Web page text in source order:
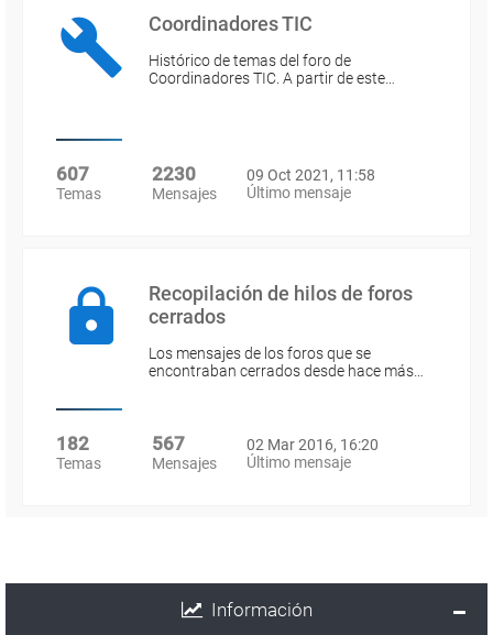
Coordinadores TIC
Histórico de temas del foro de
Coordinadores TIC. A partir de este…
607
Temas
2230
Mensajes
09 Oct 2021, 11:58
Último mensaje
Recopilación de hilos de foros
cerrados
Los mensajes de los foros que se
encontraban cerrados desde hace más…
182
Temas
567
Mensajes
02 Mar 2016, 16:20
Último mensaje
Información